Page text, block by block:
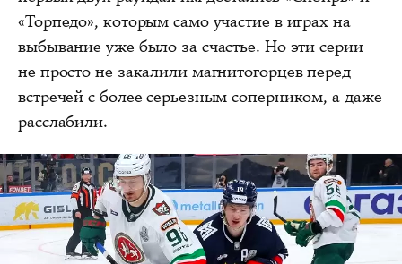
«Торпедо», которым само участие в играх на
выбывание уже было за счастье. Но эти серии
не просто не закалили магнитогорцев перед
встречей с более серьезным соперником, а даже
расслабили.